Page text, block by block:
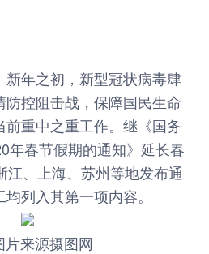
新年之初，新型冠状病毒肆
控阻击战，保障国民生命
重中之重工作。继《国务
年春节假期的通知》延长春
江、上海、苏州等地发布通
列入其第一项内容。
片来源摄图网